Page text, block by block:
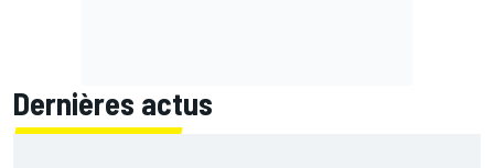
Dernières actus